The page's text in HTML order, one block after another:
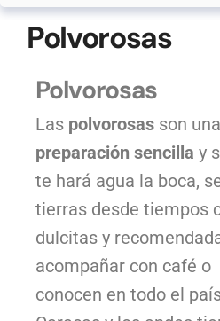
Polvorosas
Polvorosas
Las polvorosas son
preparación sencilla y
te hará agua la boca,
tierras desde tiempos
dulcitas y
acompañar con café o
conocen en todo el